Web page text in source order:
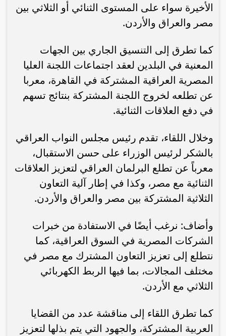
الأخيرة سواء على المستوى الثنائي أو الثلاثي بين
مصر والعراق والأردن.
كما تطرق إلى التنسيق الجاري بين الجهات
المعنية في البلدين لعقد اجتماعات اللجنة العليا
المصرية العراقية المشتركة في القاهرة، معربا
عن تطلعه لخروج اللجنة المشتركة بنتائج تسهم
في دفع العلاقات الثنائية.
وخلال اللقاء، تقدم رئيس مجلس النواب العراقي
بالشكر لرئيس الوزراء على حسن الاستقبال،
معرباً عن تطلع البرلمان العراقي لتعزيز العلاقات
الثنائية مع مصر، وكذا في إطار آلية التعاون
الثلاثية المشتركة بين مصر والعراق والأردن.
وأضاف: نرغب أيضًا في الاستفادة من خبرات
الشركات المصرية في السوق العراقية، كما
نتطلع إلى تعزيز التعاون المشترك مع مصر في
مختلف المجالات، بما فيها الربط الكهربائي
الثلاثي مع الأردن.
كما تطرق اللقاء إلى مناقشة عدد من القضايا
العربية المشتركة، والجهود التي يتم بذلها لتعزيز